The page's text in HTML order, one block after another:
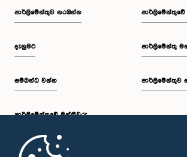
පාර්ලි‌මේන්තුව නරඹන්න
දැනුමට
සම්බන්ධ වන්න
පාර්ලි‌මේන්තුවේ මන්ත්‍රීවරු
මුල් පිටුව
පාර්ලිමේන්තු
පාර්ලිමේන්තුව